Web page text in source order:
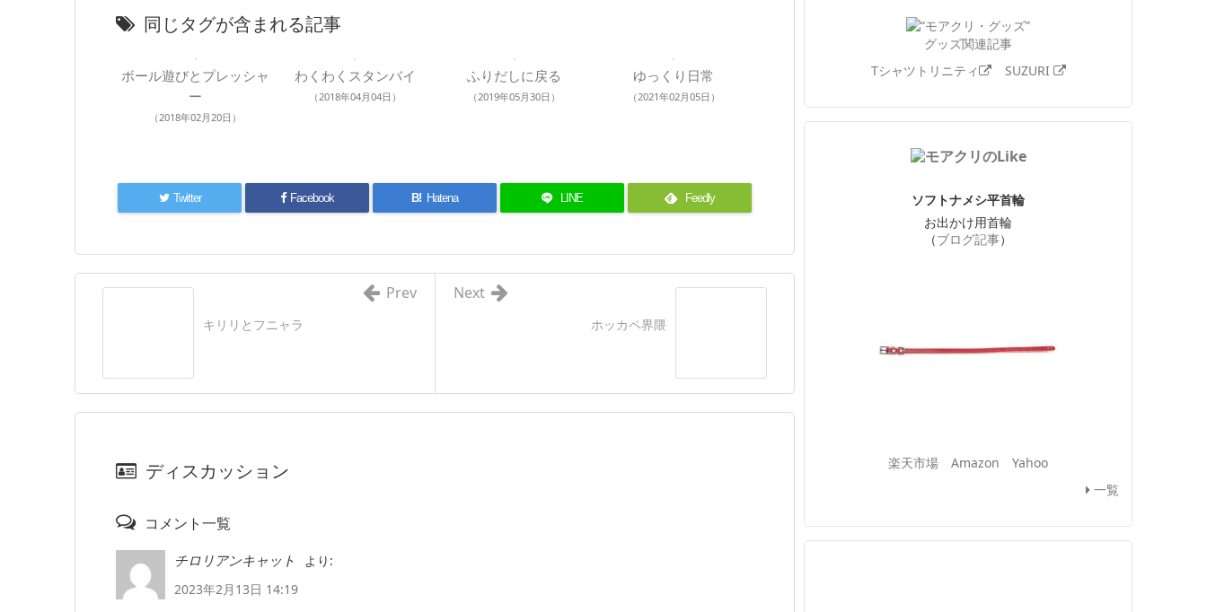
同じタグが含まれる記事
ボール遊びとプレッシャ
ー
（2018年02月20日）
わくわくスタンバイ
（2018年04月04日）
ふりだしに戻る
（2019年05月30日）
ゆっくり日常
（2021年02月05日）
Twitter Facebook B! Hatena LINE Feedly
ホッカペ界隈
Next
キリリとフニャラ
Prev
ディスカッション
コメント一覧
チロリアンキャット
より:
2023年2月13日 14:19
グッズ関連記事
Tシャツトリニティ
SUZURI
ソフトナメシ平首輪
お出かけ用首輪
（ブログ記事）
楽天市場 Amazon
Yahoo
一覧